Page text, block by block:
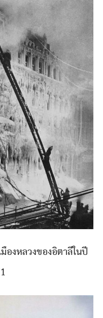
องหลวงของอิตาลีในปี